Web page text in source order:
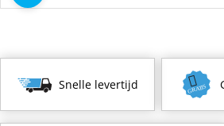
Snelle levertijd